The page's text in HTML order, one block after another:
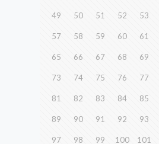
49 50 51 52 53
57 58 59 60 61
65 66 67 68 69
73 74 75 76 77
81 82 83 84 85
89 90 91 92 93
97 98 99 100 101